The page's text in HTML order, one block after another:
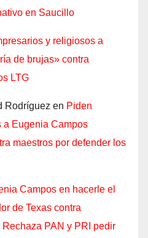
en Saucillo
y religiosos a
de brujas» contra
LTG
Rodríguez en Piden
a Eugenia Campos
maestros por defender los
Campos en hacerle el
de Texas contra
Rechaza PAN y PRI pedir